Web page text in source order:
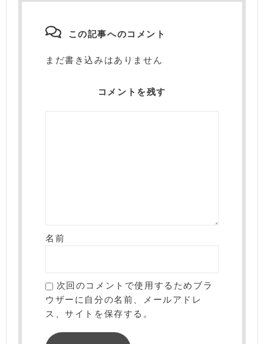
この記事へのコメント
まだ書き込みはありません
コメントを残す
名前
次回のコメントで使用するためブラ
ウザーに自分の名前、メールアドレ
ス、サイトを保存する。